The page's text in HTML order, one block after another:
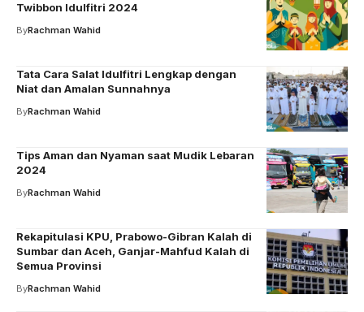
Twibbon Idulfitri 2024
ByRachman Wahid
Tata Cara Salat Idulfitri Lengkap dengan
Niat dan Amalan Sunnahnya
ByRachman Wahid
Tips Aman dan Nyaman saat Mudik Lebaran
2024
ByRachman Wahid
Rekapitulasi KPU, Prabowo-Gibran Kalah di
Sumbar dan Aceh, Ganjar-Mahfud Kalah di
Semua Provinsi
ByRachman Wahid